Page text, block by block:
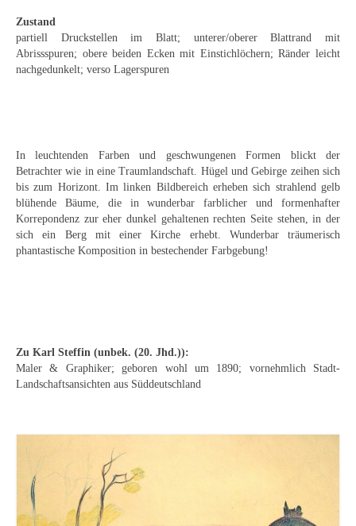
Weitere Künstler 1900-1945
Hermann Dieste
August Lange-Brock
Ludwig (Luis) Neu
Ferdinand Springer
Weitere Künstler nach 1945
Unbekannt
Berliner Künstler
Düsseldorfer Künstler
Zustand
partiell Druckstellen im Blatt; unterer/oberer Blattrand mit
Abrissspuren; obere beiden Ecken mit Einstichlöchern; Ränder leicht
nachgedunkelt; verso Lagerspuren
In leuchtenden Farben und geschwungenen Formen blickt der
Betrachter wie in eine Traumlandschaft. Hügel und Gebirge zeihen sich
bis zum Horizont. Im linken Bildbereich erheben sich strahlend gelb
blühende Bäume, die in wunderbar farblicher und formenhafter
Korrepondenz zur eher dunkel gehaltenen rechten Seite stehen, in der
sich ein Berg mit einer Kirche erhebt. Wunderbar träumerisch
phantastische Komposition in bestechender Farbgebung!
Zu Karl Steffin (unbek. (20. Jhd.)):
Maler & Graphiker; geboren wohl um 1890; vornehmlich Stadt-
Landschaftsansichten aus Süddeutschland